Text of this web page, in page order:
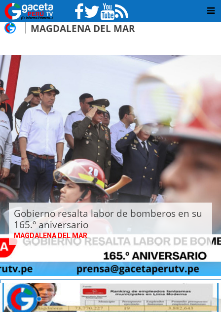
MAGDALENA DEL MAR
Gobierno resalta labor de bomberos en su
165.º aniversario
MAGDALENA DEL MAR